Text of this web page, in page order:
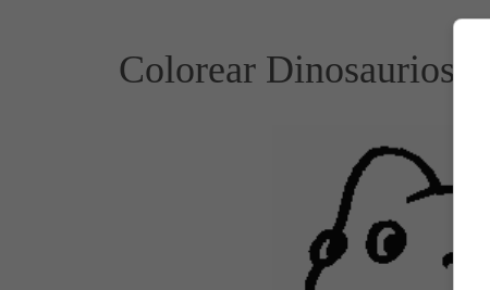
Colorear Dinosaurios 16